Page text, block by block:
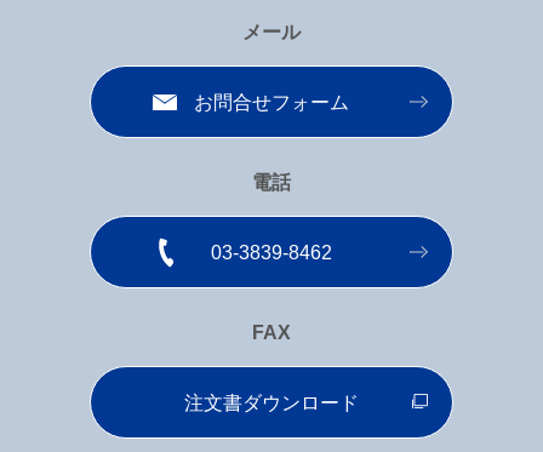
メール
お問合せフォーム
電話
03-3839-8462
FAX
注文書ダウンロード